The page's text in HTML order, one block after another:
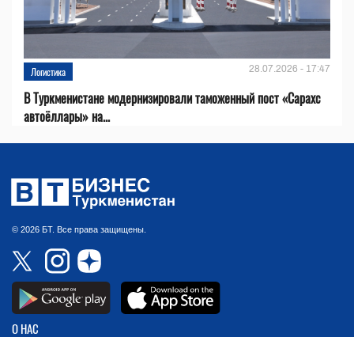
Логистика 28.07.2026 - 17:47
В Туркменистане модернизировали таможенный пост «Сарахс
автоёллары» на...
© 2026 БТ. Все права защищены.
О НАС